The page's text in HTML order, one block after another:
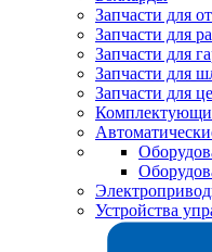
Запчасти для
Запчасти для
Запчасти для
Запчасти для
Запчасти для
Устройства